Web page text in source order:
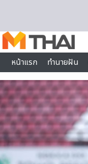
หน้าแรก
ทำนายฝัน
ไลฟ์สไตล์